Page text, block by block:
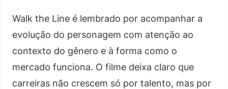
Walk the Line é lembrado por acompanhar a
evolução do personagem com atenção ao
contexto do gênero e à forma como o
mercado funciona. O filme deixa claro que
carreiras não crescem só por talento, mas por